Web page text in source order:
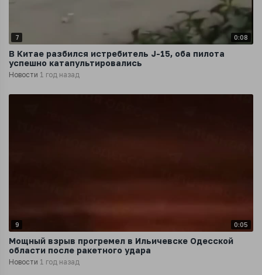
7 0:08
В Китае разбился истребитель J-15, оба пилота
успешно катапультировались
Новости 1 год назад
9 0:05
Мощный взрыв прогремел в Ильичевске Одесской
области после ракетного удара
Новости 1 год назад